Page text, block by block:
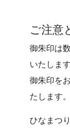
ご注意
御朱印は
いたしま
御朱印を
たします。
ひなまつ